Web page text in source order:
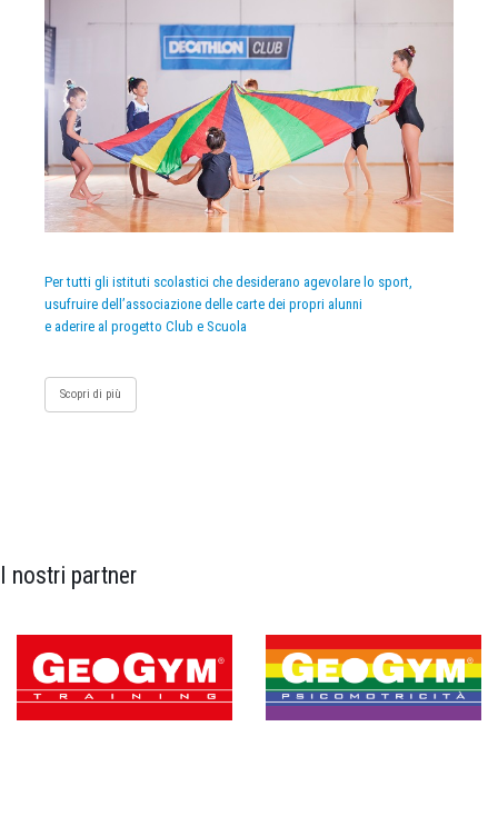
Per tutti gli istituti scolastici che desiderano agevolare lo sport,
usufruire dell’associazione delle carte dei propri alunni
e aderire al progetto Club e Scuola
Scopri di più
I nostri partner